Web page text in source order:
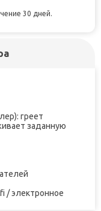
30 дней.
греет
заданную
/ электронное